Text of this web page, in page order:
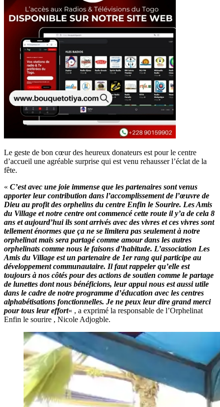
Le geste de bon cœur des heureux donateurs est pour le centre
d’accueil une agréable surprise qui est venu rehausser l’éclat de la
fête.
« C’est avec une joie immense que les partenaires sont venus
apporter leur contribution dans l’accomplissement de l’œuvre de
Dieu au profit des orphelins du centre Enfin le Sourire. Les Amis
du Village et notre centre ont commencé cette route il y’a de cela 8
ans et aujourd’hui ils sont arrivés avec des vivres et ces vivres sont
tellement énormes que ça ne se limitera pas seulement à notre
orphelinat mais sera partagé comme amour dans les autres
orphelinats comme nous le faisons d’habitude. L’association Les
Amis du Village est un partenaire de 1er rang qui participe au
développement communautaire. Il faut rappeler qu’elle est
toujours à nos côtés pour des actions de soutien comme le partage
de lunettes dont nous bénéficions, leur appui nous est aussi utile
dans le cadre de notre programme d’éducation avec les centres
alphabétisations fonctionnelles. Je ne peux leur dire grand merci
pour tous leur effort« , a exprimé la responsable de l’Orphelinat
Enfin le sourire , Nicole Adjogble.